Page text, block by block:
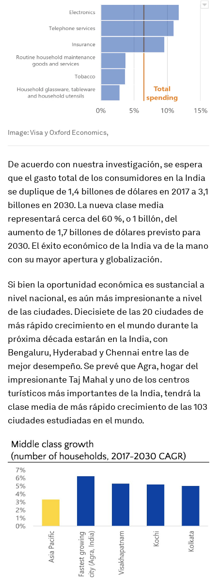
Image:Visa y Oxford Economics,
De acuerdo con nuestra investigación, se espera
que el gasto total de los consumidores en la India
se duplique de 1,4 billones de dólares en 2017 a 3,1
billones en 2030. La nueva clase media
representará cerca del 60 %, o 1 billón, del
aumento de 1,7 billones de dólares previsto para
2030. El éxito económico de la India va de la mano
con su mayor apertura y globalización.
Si bien la oportunidad económica es sustancial a
nivel nacional, es aún más impresionante a nivel
de las ciudades. Diecisiete de las 20 ciudades de
más rápido crecimiento en el mundo durante la
próxima década estarán en la India, con
Bengaluru, Hyderabad y Chennai entre las de
mejor desempeño. Se prevé que Agra, hogar del
impresionante Taj Mahal y uno de los centros
turísticos más importantes de la India, tendrá la
clase media de más rápido crecimiento de las 103
ciudades estudiadas en el mundo.